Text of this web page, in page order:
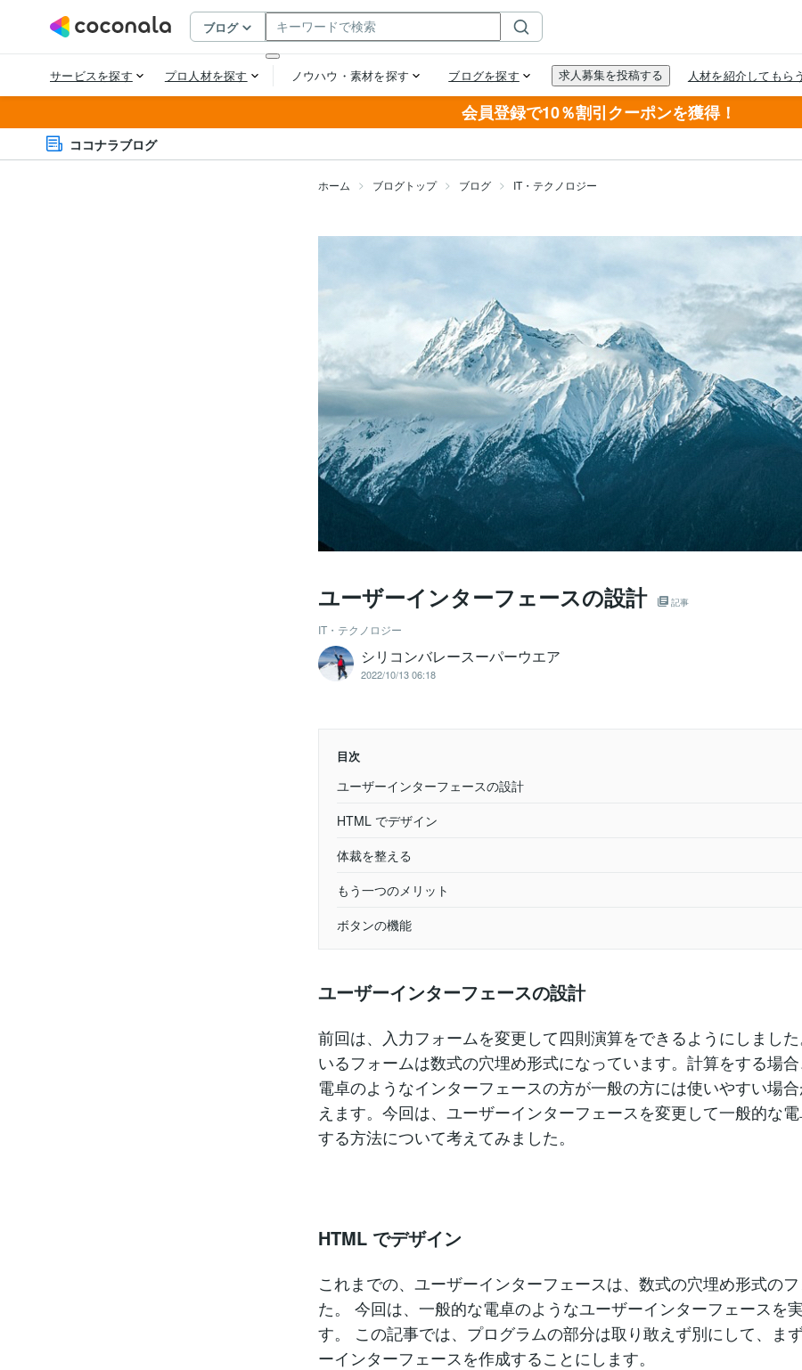
会員登録で10％割引クーポンを獲得！
ココナラブログ
ホーム ブログトップ ブログ IT・テクノロジー
ユーザーインターフェースの設計 記事
IT・テクノロジー
シリコンバレースーパーウエア
2022/10/13 06:18
目次
ユーザーインターフェースの設計
HTML でデザイン
体裁を整える
もう一つのメリット
ボタンの機能
ユーザーインターフェースの設計
前回は、入力フォームを変更して四則演算をできるようにしまし
いるフォームは数式の穴埋め形式になっています。計算をする場
電卓のようなインターフェースの方が一般の方には使いやすい場
えます。今回は、ユーザーインターフェースを変更して一般的な
する方法について考えてみました。
HTML でデザイン
これまでの、ユーザーインターフェースは、数式の穴埋め形式の
た。 今回は、一般的な電卓のようなユーザーインターフェースを
す。 この記事では、プログラムの部分は取り敢えず別にして、ま
ーインターフェースを作成することにします。